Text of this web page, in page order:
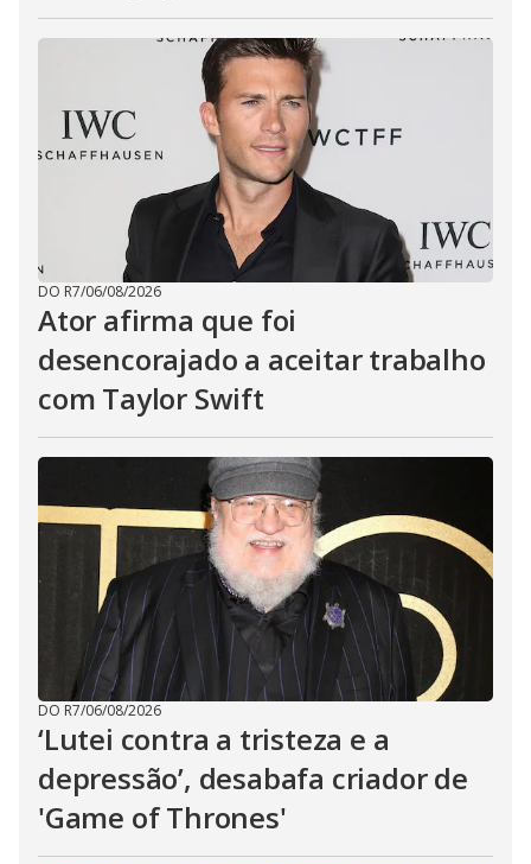
DO R7/06/08/2026
Ator afirma que foi
desencorajado a aceitar trabalho
com Taylor Swift
DO R7/06/08/2026
‘Lutei contra a tristeza e a
depressão’, desabafa criador de
'Game of Thrones'